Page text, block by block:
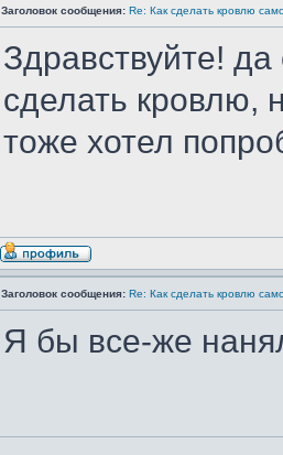
Заголовок сообщения: Re: Как сделать кровлю
Здравствуйте!
сделать кровлю,
тоже хотел
Заголовок сообщения: Re: Как сделать кровлю
Я бы все-же